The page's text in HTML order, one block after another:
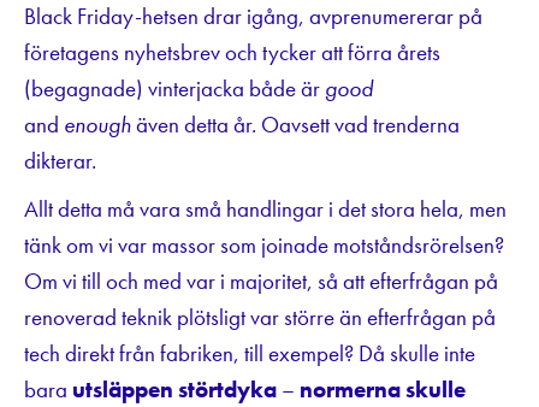
Black Friday-hetsen drar igång, avprenumererar på
företagens nyhetsbrev och tycker att förra årets
(begagnade) vinterjacka både ärgood
and enoughäven detta år. Oavsett vad trenderna
dikterar.
Allt detta må vara små handlingar i det stora hela, men
tänk om vi var massor som joinade motståndsrörelsen?
Om vi till och med var i majoritet, så att efterfrågan på
renoverad teknik plötsligt var större än efterfrågan på
tech direkt från fabriken, till exempel? Då skulle inte
bara utsläppen störtdyka – normerna skulle